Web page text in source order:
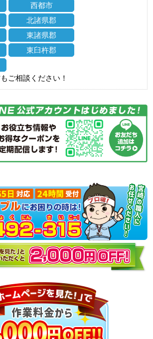
西都市
北諸県郡
東諸県郡
東臼杵郡
ご相談ください！